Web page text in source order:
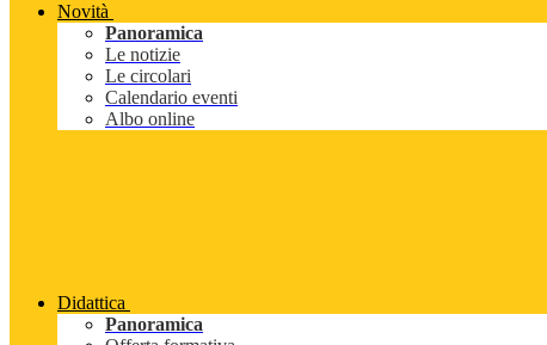
Novità
Panoramica
Le notizie
Le circolari
Calendario eventi
Albo online
Didattica
Panoramica